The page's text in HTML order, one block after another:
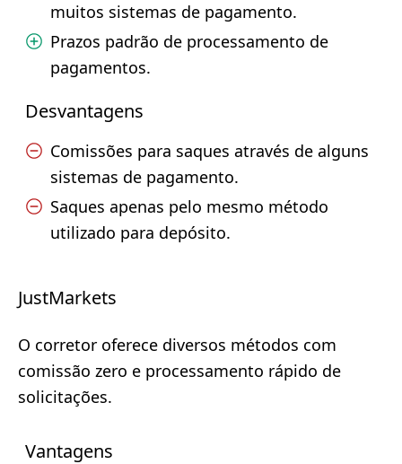
muitos sistemas de pagamento.
Prazos padrão de processamento de
pagamentos.
Desvantagens
Comissões para saques através de alguns
sistemas de pagamento.
Saques apenas pelo mesmo método
utilizado para depósito.
JustMarkets
O corretor oferece diversos métodos com
comissão zero e processamento rápido de
solicitações.
Vantagens